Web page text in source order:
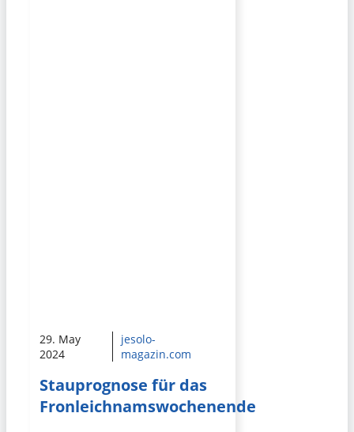
29. May
2024
jesolo-
magazin.com
Stauprognose für das
Fronleichnamswochenende